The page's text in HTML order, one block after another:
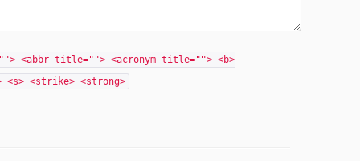
<abbr title=""> <acronym title=""> <b>
<s> <strike> <strong>